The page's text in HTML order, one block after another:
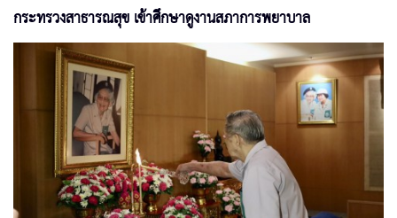
กระทรวงสาธารณสุข เข้าศึกษาดูงานสภาการพยาบาล